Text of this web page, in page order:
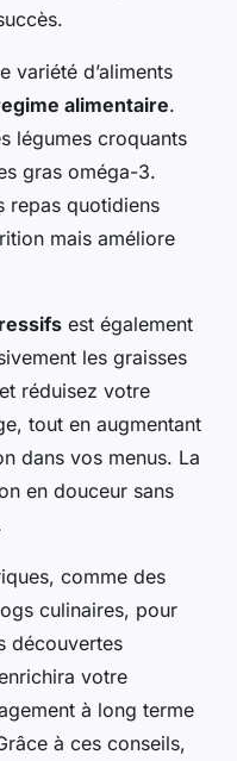
variété d’aliments
alimentaire.
légumes croquants
gras oméga-3.
repas quotidiens
mais améliore
est également
les graisses
réduisez votre
tout en augmentant
dans vos menus. La
en douceur sans
comme des
culinaires, pour
découvertes
votre
à long terme
à ces conseils,